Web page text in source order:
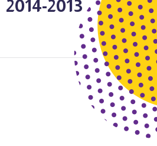
2013-2014